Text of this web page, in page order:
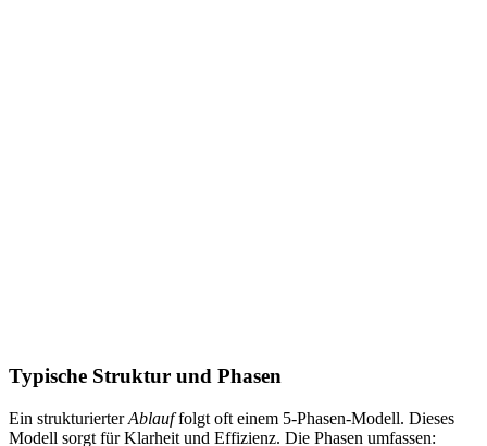
Typische Struktur und Phasen
Ein strukturierterAblauffolgt oft einem 5-Phasen-Modell. Dieses
Modell sorgt für Klarheit und Effizienz. Die Phasen umfassen: